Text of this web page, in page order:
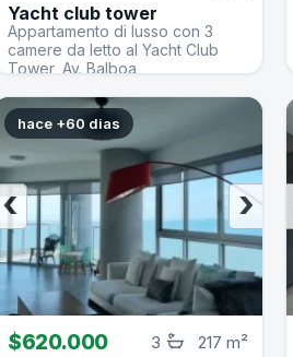
Yacht club tower
Appartamento di lusso con 3
camere da letto al Yacht Club
Tower, Av. Balboa
hace +60 dias
›
‹
$620.000 217 m²
3